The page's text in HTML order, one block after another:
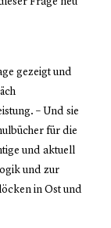
gezeigt und
– Und sie
für die
und aktuell
und zur
in Ost und